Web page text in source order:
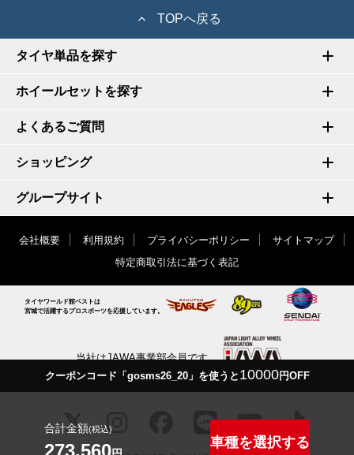
クーポンコード「gosms26_20」を使うと 10000円OFF
合計金額(税込)
273,560 車種を選択する
TOPへ戻る
タイヤ単品を探す
ホイールセットを探す
よくあるご質問
ショッピング
グループサイト
会社概要 利用規約 プライバシーポリシー
サイトマップ
特定商取引法に基づく表記
タイヤワールド館ベストは
宮城で活躍するプロスポーツを応援しています。
当社はJAWA事業部会員です